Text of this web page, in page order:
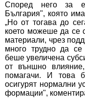
Според него за
България", която
„Но от тогава до
което можеше да се
материали, чрез
много трудно да
беше увеличена
от външно
помагачи. И това
осигурят нормални
формации",